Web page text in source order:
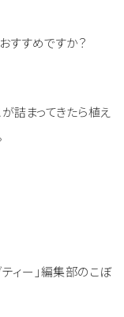
すすめですか？
詰まってきたら植え
ィー」編集部のこぼ